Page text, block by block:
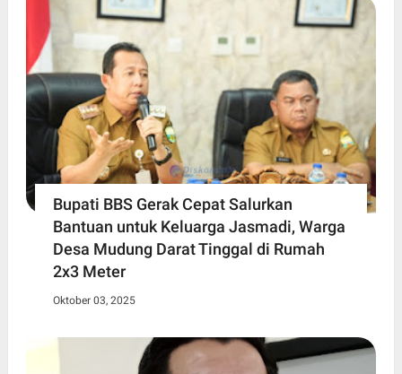
Bupati BBS Gerak Cepat Salurkan
Bantuan untuk Keluarga Jasmadi, Warga
Desa Mudung Darat Tinggal di Rumah
2x3 Meter
Oktober 03, 2025